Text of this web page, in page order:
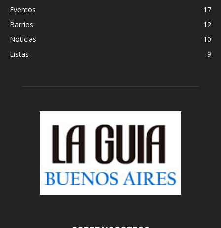
Eventos
17
Barrios
12
Noticias
10
Listas
9